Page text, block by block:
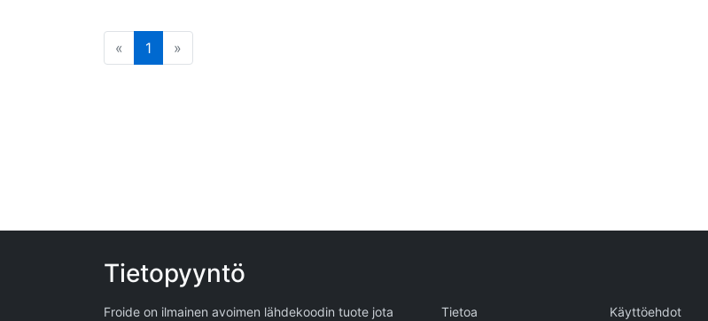
« edellinen
1 (tämä sivu)
seuraava
»
Tietopyyntö
Froide on ilmainen avoimen lähdekoodin tuote jota Tietoa Käyttöehdot